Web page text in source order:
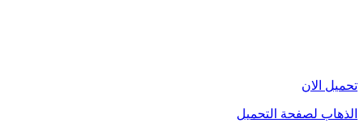
تحميل الان
الذهاب لصفحة التحميل